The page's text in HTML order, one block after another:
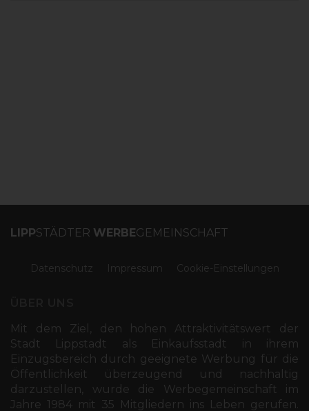
LIPPSTÄDTER WERBEGEMEINSCHAFT
Datenschutz Impressum Cookie-Einstellungen
Mit dem Ziel, den hohen Attraktivitätswert der
Stadt Lippstadt als Einkaufsstadt in ihrem
Einzugsbereich durch geeignete Werbung für die
Öffentlichkeit überzeugend und nachhaltig
darzustellen, wurde die Werbegemeinschaft im
Jahre 1984 mit 35 Mitgliedern ins Leben gerufen.